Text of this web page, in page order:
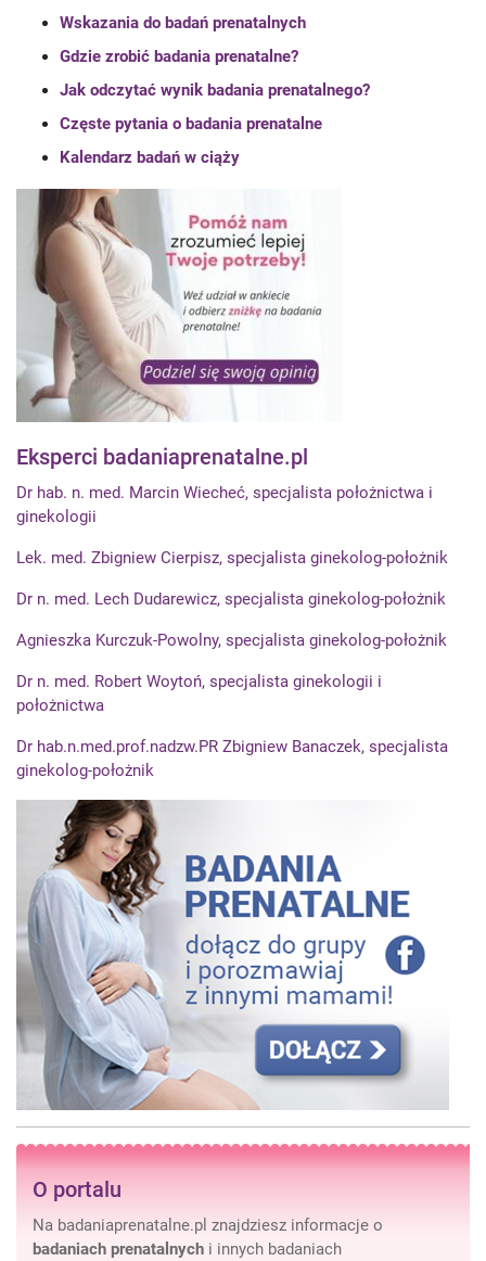
Wskazania do badań prenatalnych
Gdzie zrobić badania prenatalne?
Jak odczytać wynik badania prenatalnego?
Częste pytania o badania prenatalne
Kalendarz badań w ciąży
Eksperci badaniaprenatalne.pl
Dr hab. n. med. Marcin Wiecheć, specjalista położnictwa i
ginekologii
Lek. med. Zbigniew Cierpisz, specjalista ginekolog-położnik
Dr n. med. Lech Dudarewicz, specjalista ginekolog-położnik
Agnieszka Kurczuk-Powolny, specjalista ginekolog-położnik
Dr n. med. Robert Woytoń, specjalista ginekologii i
położnictwa
Dr hab.n.med.prof.nadzw.PR Zbigniew Banaczek, specjalista
ginekolog-położnik
O portalu
Na badaniaprenatalne.pl znajdziesz informacje o
badaniach prenatalnych i innych badaniach